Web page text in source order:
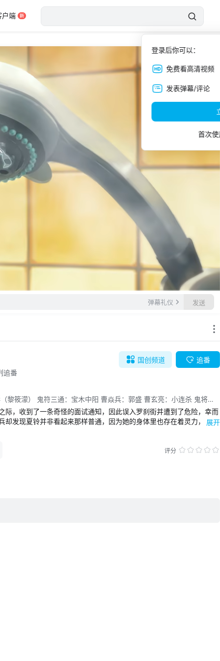
户端
登录后你可以：
免费看高清视频
发表弹幕/评论
首次使
弹幕礼仪 发送
追番
黎筱濛） 鬼符三通：宝木中阳 曹焱兵：郭盛 曹玄亮：小连杀 鬼将：
际，收到了一条奇怪的面试通知，因此误入罗刹街并遭到了危险，幸而
却发现夏铃并非看起来那样普通，因为她的身体里也存在着灵力，并且
藏着某些更加危险的秘密……
展开
评分
国创频道 追番